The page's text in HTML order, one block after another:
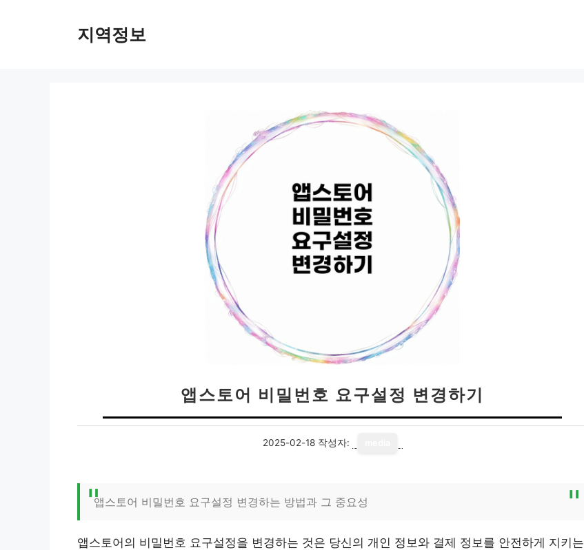
지역정보
앱스토어 비밀번호 요구설정 변경하기
2025-02-18 작성자:
앱스토어 비밀번호 요구설정 변경하는 방법과 그 중요성
앱스토어의 비밀번호 요구설정을 변경하는 것은 당신의 개인 정보와 결제 정보를 안전하게 지키는